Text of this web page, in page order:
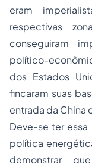
eram
respectivas
conseguiram
político-
dos Estados
fincaram suas
entrada da China
Deve-se ter
política
demonstrar